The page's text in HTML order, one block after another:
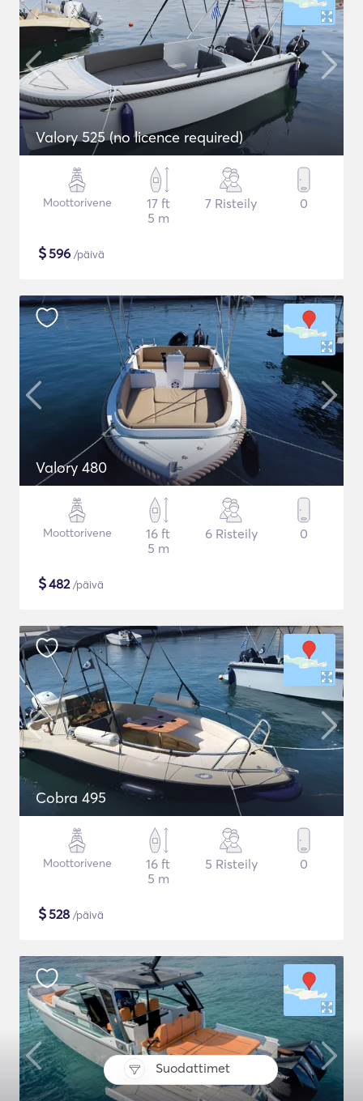
Suodattimet
Valory 525 (no licence required)
Moottorivene
17 ft
5 m
7 Risteily 0
$596 /päivä
Valory 480
Moottorivene
16 ft
5 m
6 Risteily 0
$482/päivä
Cobra 495
Moottorivene
16 ft
5 m
5 Risteily 0
$528 /päivä